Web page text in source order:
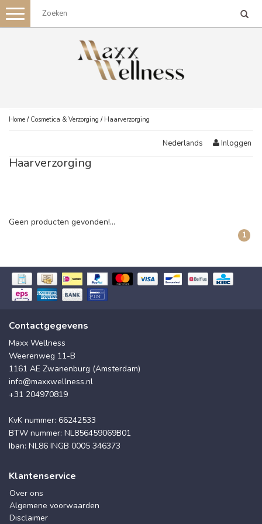
Toggle
navigation
Home / Cosmetica & Verzorging / Haarverzorging
Nederlands Inloggen
Haarverzorging
Geen producten gevonden!...
1
Contactgegevens
Maxx Wellness
Weerenweg 11-B
1161 AE Zwanenburg (Amsterdam)
info@maxxwellness.nl
+31 204970819
KvK nummer: 66242533
BTW nummer: NL856459069B01
Iban: NL86 INGB 0005 346373
Klantenservice
Over ons
Algemene voorwaarden
Disclaimer